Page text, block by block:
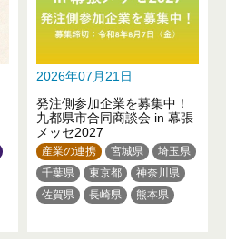
2026年07月21日
発注側参加企業を募集中！
九都県市合同商談会 in 幕張
メッセ2027
産業の連携 宮城県
埼玉県
千葉県
東京都
神奈川県
佐賀県
長崎県
熊本県